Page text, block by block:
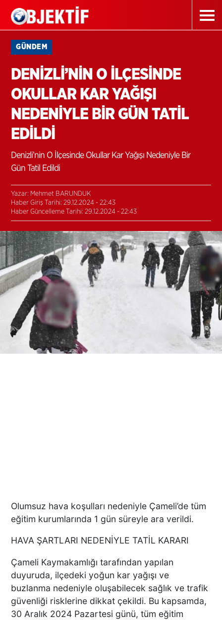
GÜNDEM
DENİZLİ’NİN O İLÇESİNDE
OKULLAR KAR YAĞIŞI
NEDENİYLE BİR GÜN TATİL
EDİLDİ
Denizli’nin O İlçesinde Okullar Kar Yağışı Nedeniyle Bir
Gün Tatil Edildi
Yazar: Mehmet BARUNDUK
Haber Giriş Tarihi: 29.12.2024 - 22:43
Haber Güncelleme Tarihi: 29.12.2024 - 22:43
Olumsuz hava koşulları nedeniyle Çameli’de tüm
eğitim kurumlarında 1 gün süreyle ara verildi.
HAVA ŞARTLARI NEDENİYLE TATİL KARARI
Çameli Kaymakamlığı tarafından yapılan
duyuruda, ilçedeki yoğun kar yağışı ve
buzlanma nedeniyle oluşabilecek sağlık ve trafik
güvenliği risklerine dikkat çekildi. Bu kapsamda,
30 Aralık 2024 Pazartesi günü, tüm eğitim